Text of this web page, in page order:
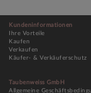
Kundeninformationen
Ihre Vorteile
Kaufen
Verkaufen
Käufer- & Verkäuferschutz
Taubenweiss GmbH
Allgemeine